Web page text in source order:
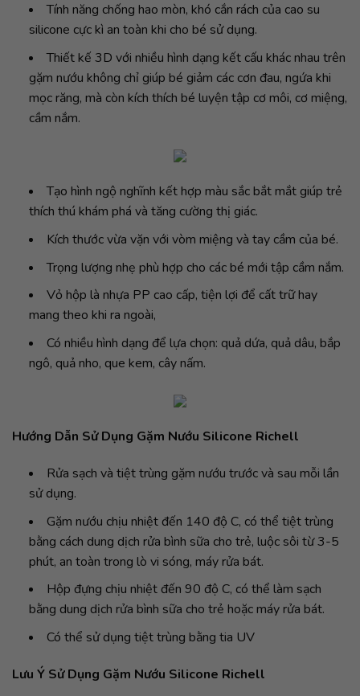
Tính năng chống hao mòn, khó cắn rách của cao su
silicone cực kì an toàn khi cho bé sử dụng.
Thiết kế 3D với nhiều hình dạng kết cấu khác nhau trên
gặm nướu không chỉ giúp bé giảm các cơn đau, ngứa khi
mọc răng, mà còn kích thích bé luyện tập cơ môi, cơ miệng,
cầm nắm.
Tạo hình ngộ nghĩnh kết hợp màu sắc bắt mắt giúp trẻ
thích thú khám phá và tăng cường thị giác.
Kích thước vừa vặn với vòm miệng và tay cầm của bé.
Trọng lượng nhẹ phù hợp cho các bé mới tập cầm nắm.
Vỏ hộp là nhựa PP cao cấp, tiện lợi để cất trữ hay
mang theo khi ra ngoài,
Có nhiều hình dạng để lựa chọn: quả dứa, quả dâu, bắp
ngô, quả nho, que kem, cây nấm.
Hướng Dẫn Sử Dụng Gặm Nướu Silicone Richell
Rửa sạch và tiệt trùng gặm nướu trước và sau mỗi lần
sử dụng.
Gặm nướu chịu nhiệt đến 140 độ C, có thể tiệt trùng
bằng cách dung dịch rửa bình sữa cho trẻ, luộc sôi từ 3-5
phút, an toàn trong lò vi sóng, máy rửa bát.
Hộp đựng chịu nhiệt đến 90 độ C, có thể làm sạch
bằng dung dịch rửa bình sữa cho trẻ hoặc máy rửa bát.
Có thể sử dụng tiệt trùng bằng tia UV
Lưu Ý Sử Dụng Gặm Nướu Silicone Richell